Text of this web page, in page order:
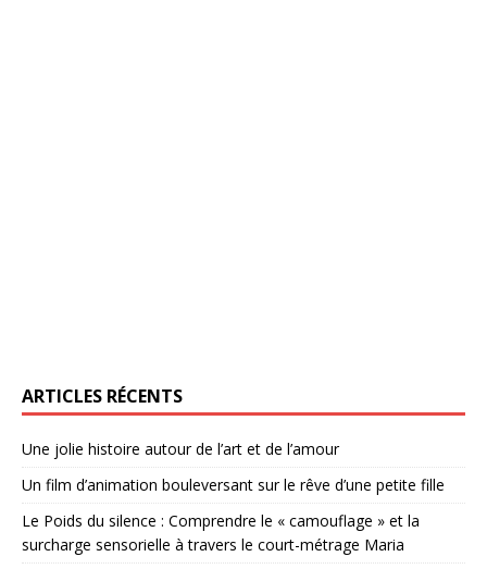
ARTICLES RÉCENTS
Une jolie histoire autour de l’art et de l’amour
Un film d’animation bouleversant sur le rêve d’une petite fille
Le Poids du silence : Comprendre le « camouflage » et la
surcharge sensorielle à travers le court-métrage Maria